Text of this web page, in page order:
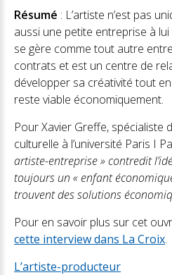
Résumé : L’artiste n’est pas
aussi une petite entreprise à
se gère comme tout autre
contrats et est un centre de
développer sa créativité tout
reste viable économiquement.
Pour Xavier Greffe, spécialiste
culturelle à l’université Paris I
artiste-entreprise » contredit
toujours un « enfant
trouvent des solutions
Pour en savoir plus sur cet
cette interview dans La Croix.
L’artiste-producteur